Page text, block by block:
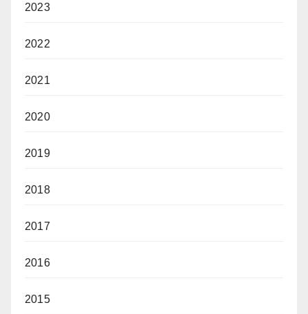
2023
2022
2021
2020
2019
2018
2017
2016
2015